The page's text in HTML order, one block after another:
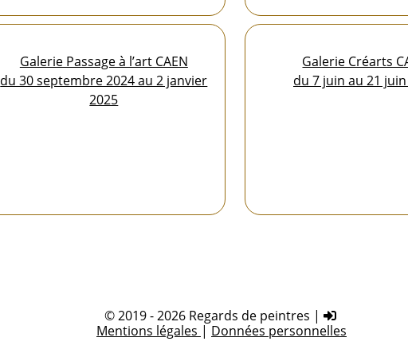
Galerie Passage à l’art CAEN
du 30 septembre 2024 au 2 janvier
2025
Galerie Créarts
du 7 juin au 21
© 2019 - 2026 Regards de peintres |
Mentions légales | Données personnelles